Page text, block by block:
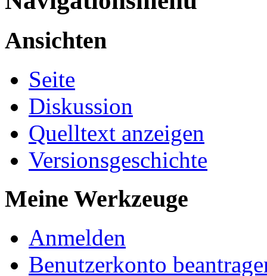
Ansichten
Seite
Diskussion
Quelltext anzeigen
Versionsgeschichte
Meine Werkzeuge
Anmelden
Benutzerkonto